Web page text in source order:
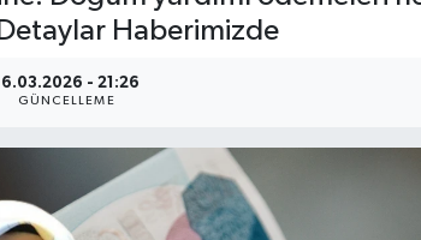
Haberimizde
16.03.2026 - 21:26
GÜNCELLEME